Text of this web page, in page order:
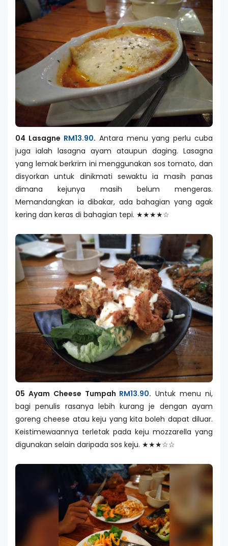
04 Lasagne RM13.90. Antara menu yang perlu cuba
juga ialah lasagna ayam ataupun daging. Lasagna
yang lemak berkrim ini menggunakan sos tomato, dan
disyorkan untuk dinikmati sewaktu ia masih panas
dimana kejunya masih belum mengeras.
Memandangkan ia dibakar, ada bahagian yang agak
kering dan keras di bahagian tepi. ★★★★☆
05 Ayam Cheese Tumpah RM13.90. Untuk menu ni,
bagi penulis rasanya lebih kurang je dengan ayam
goreng cheese atau keju yang kita boleh dapat diluar.
Keistimewaannya terletak pada keju mozzarella yang
digunakan selain daripada sos keju. ★★★☆☆